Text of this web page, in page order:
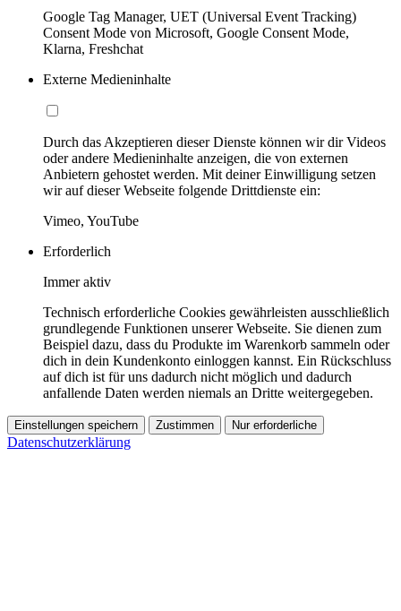
Google Tag Manager, UET (Universal Event Tracking)
Consent Mode von Microsoft, Google Consent Mode,
Klarna, Freshchat
Externe Medieninhalte
Durch das Akzeptieren dieser Dienste können wir dir Videos
oder andere Medieninhalte anzeigen, die von externen
Anbietern gehostet werden. Mit deiner Einwilligung setzen
wir auf dieser Webseite folgende Drittdienste ein:
Vimeo, YouTube
Erforderlich
Immer aktiv
Technisch erforderliche Cookies gewährleisten ausschließlich
grundlegende Funktionen unserer Webseite. Sie dienen zum
Beispiel dazu, dass du Produkte im Warenkorb sammeln oder
dich in dein Kundenkonto einloggen kannst. Ein Rückschluss
auf dich ist für uns dadurch nicht möglich und dadurch
anfallende Daten werden niemals an Dritte weitergegeben.
Einstellungen speichern Zustimmen Nur erforderliche
Datenschutzerklärung